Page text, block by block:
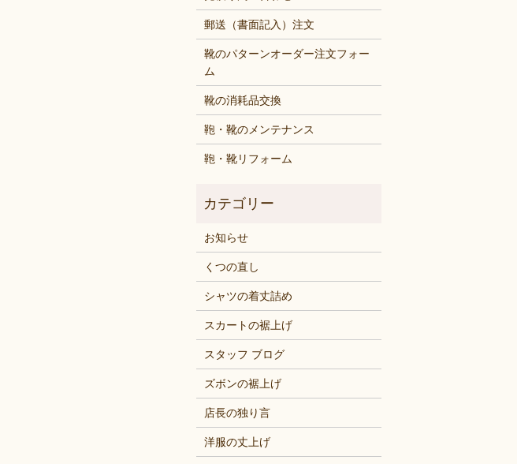
郵送（書面記入）注文
靴のパターンオーダー注文フォー
ム
靴の消耗品交換
鞄・靴のメンテナンス
鞄・靴リフォーム
お知らせ
くつの直し
シャツの着丈詰め
スカートの裾上げ
スタッフ ブログ
ズボンの裾上げ
店長の独り言
洋服の丈上げ